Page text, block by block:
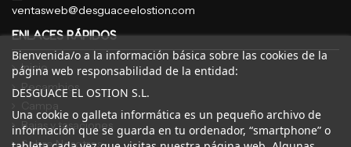
ventasweb@desguaceelostion.com
ENLACES RÁPIDOS
Inicio
Recambios
Bajas y tasaciones
Sobre Nosotros
Bienvenida/o a la información básica sobre las cookies de la
página web responsabilidad de la entidad:
DESGUACE EL OSTION S.L.
Una cookie o galleta informática es un pequeño archivo de
información que se guarda en tu ordenador, “smartphone” o